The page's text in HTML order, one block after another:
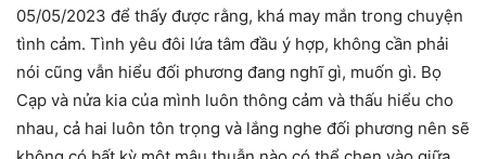
05/05/2023 để thấy được rằng, khá may mắn trong chuyện
tình cảm. Tình yêu đôi lứa tâm đầu ý hợp, không cần phải
nói cũng vẫn hiểu đối phương đang nghĩ gì, muốn gì. Bọ
Cạp và nửa kia của mình luôn thông cảm và thấu hiểu cho
nhau, cả hai luôn tôn trọng và lắng nghe đối phương nên sẽ